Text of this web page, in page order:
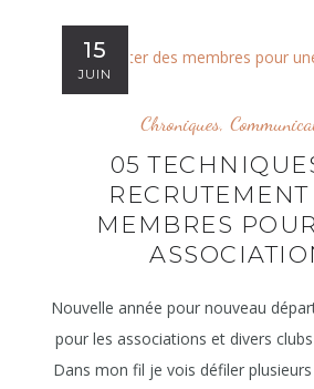
15
JUIN
Chroniques,
05
RECRUTEMENT
MEMBRES
Nouvelle année pour nouveau
pour les associations et divers
Dans mon fil je vois défiler